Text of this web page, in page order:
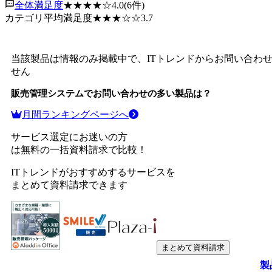
全体満足度★★★★☆4.0(6件)
カテゴリ平均満足度★★★☆☆3.7
当該製品は情報のみ掲載中で、ITトレンドからお問い合わ
せん
販売管理システムでお問い合わせの多い製品は？
月間ランキングページへ
サービス選定にお迷いの方
は無料の一括資料請求で比較！
ITトレンドがおすすめするサービスを
まとめて資料請求できます
まとめて資料請求
製